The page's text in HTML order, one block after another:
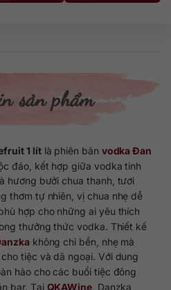
sản phẩm
1 lítlà phiên bản vodka Đan
đáo, kết hợp giữa vodka tinh
hương bưởi chua thanh, tươi
thơm tự nhiên, vị chua nhẹ dễ
hợp cho những ai yêu thích
thưởng thức vodka. Thiết kế
không chỉ bền, nhẹ mà
tiệc và dã ngoại. Với dung
hảo cho các buổi tiệc đông
bar. Tại QKAWine, Danzka